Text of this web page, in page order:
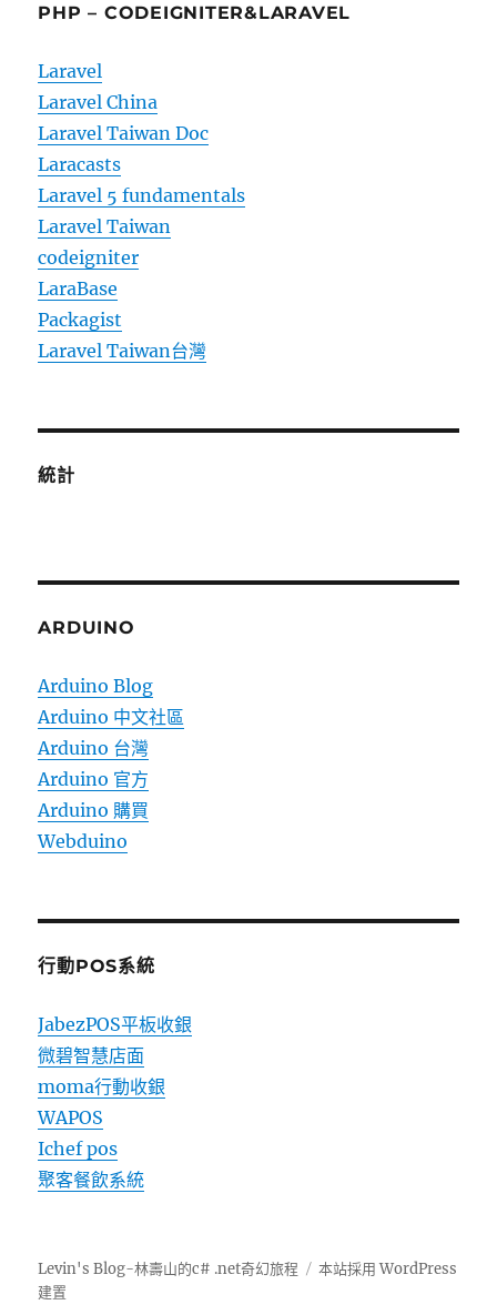
PHP – CODEIGNITER&LARAVEL
Laravel
Laravel China
Laravel Taiwan Doc
Laracasts
Laravel 5 fundamentals
Laravel Taiwan
codeigniter
LaraBase
Packagist
Laravel Taiwan台灣
統計
ARDUINO
Arduino Blog
Arduino 中文社區
Arduino 台灣
Arduino 官方
Arduino 購買
Webduino
行動POS系統
JabezPOS平板收銀
微碧智慧店面
moma行動收銀
WAPOS
Ichef pos
聚客餐飲系統
Levin's Blog-林壽山的c# .net奇幻旅程
本站採用 WordPress
建置